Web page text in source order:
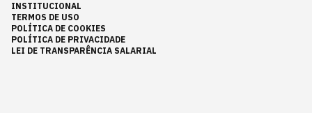
INSTITUCIONAL
TERMOS DE USO
POLÍTICA DE COOKIES
POLÍTICA DE PRIVACIDADE
LEI DE TRANSPARÊNCIA SALARIAL